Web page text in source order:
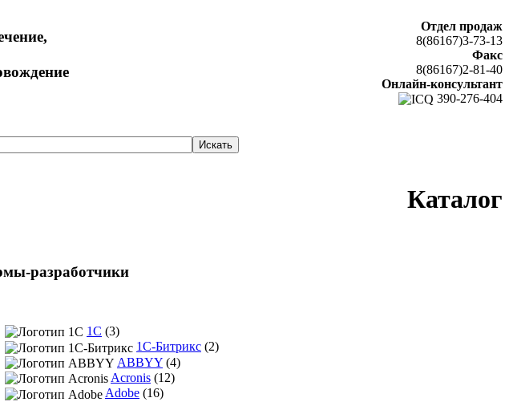
Отдел продаж
8(86167)3-73-13
Факс
8(86167)2-81-40
Онлайн-консультант
390-276-404
Каталог
разработчики
1C (3)
1С-Битрикс (2)
ABBYY (4)
Acronis (12)
Adobe (16)